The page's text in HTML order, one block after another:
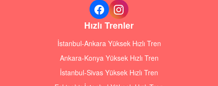
Hızlı Trenler
İstanbul-Ankara Yüksek Hızlı Tren
Ankara-Konya Yüksek Hızlı Tren
İstanbul-Sivas Yüksek Hızlı Tren